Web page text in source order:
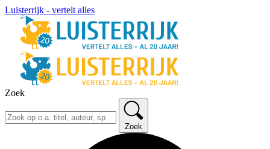
Luisterrijk - vertelt alles
Zoek
Zoek